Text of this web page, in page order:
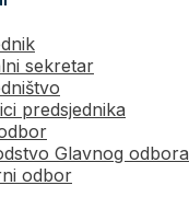
sekretar
predsjednika
Glavnog odbora
odbor